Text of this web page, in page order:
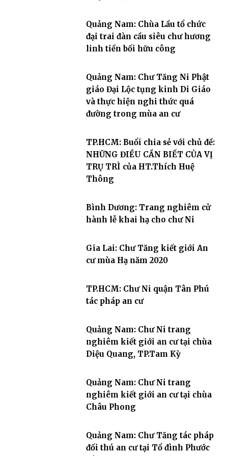
Quảng Nam: Chùa Lầu tổ chức
đại trai đàn cầu siêu chư hương
linh tiền bối hữu công
Quảng Nam: Chư Tăng Ni Phật
giáo Đại Lộc tụng kinh Di Giáo
và thực hiện nghi thức quá
đường trong mùa an cư
TP.HCM: Buổi chia sẻ với chủ đề:
NHỮNG ĐIỀU CẦN BIẾT CỦA VỊ
TRỤ TRÌ của HT.Thích Huệ
Thông
Bình Dương: Trang nghiêm cử
hành lễ khai hạ cho chư Ni
Gia Lai: Chư Tăng kiết giới An
cư mùa Hạ năm 2020
TP.HCM: Chư Ni quận Tân Phú
tác pháp an cư
Quảng Nam: Chư Ni trang
nghiêm kiết giới an cư tại chùa
Diệu Quang, TP.Tam Kỳ
Quảng Nam: Chư Ni trang
nghiêm kiết giới an cư tại chùa
Châu Phong
Quảng Nam: Chư Tăng tác pháp
đối thú an cư tại Tổ đình Phước